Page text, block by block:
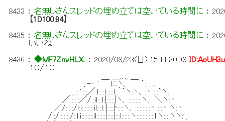
8433 ：名無しさんスレッドの埋め立ては空いている時間に ：
【1D100:94】
8435 ：名無しさんスレッドの埋め立ては空いている時間に ：
いいね
8436 ：◆MF7ZnvHLX. ：2020/08/23(日) 15:11:30.98
１０/１０
,.-‐ ' ￣:lﾆヽ、:￣ `::....､
,..::'::::／:l::::l:::::l::｀`ヽ:ヽ、:ヽ::::`ヽ、
／::::::／/::il:::l:|:::::|ヽ、:::::::::ヽ、:＼ヽ:ヽ
／/:::::/l:i::::::::il:::l::|::::ﾄ::::ヽ、::::::::::ヽ::::ヽ:ヽ:ヽ
/::/:::::::/::l:i::::::::il::::::|::::|:::l::::::ヽ::::::::::::l:ヽ::::ヽヽ:'.,